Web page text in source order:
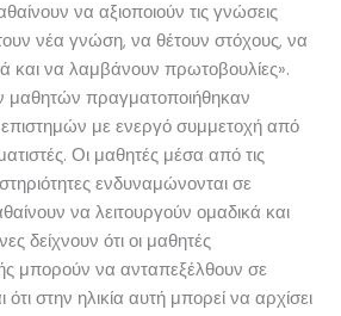
να αξιοποιούν τις γνώσεις
νέα γνώση, να θέτουν στόχους, να
και να λαμβάνουν πρωτοβουλίες».
μαθητών πραγματοποιήθηκαν
με ενεργό συμμετοχή από
Οι μαθητές μέσα από τις
ενδυναμώνονται σε
να λειτουργούν ομαδικά και
δείχνουν ότι οι μαθητές
μπορούν να ανταπεξέλθουν σε
στην ηλικία αυτή μπορεί να αρχίσει